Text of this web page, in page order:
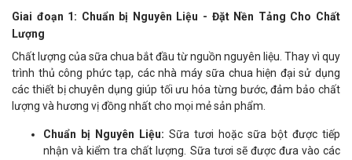
Giai đoạn 1: Chuẩn bị Nguyên Liệu - Đặt Nền Tảng Cho Chất
Lượng
Chất lượng của sữa chua bắt đầu từ nguồn nguyên liệu. Thay vì quy
trình thủ công phức tạp, các nhà máy sữa chua hiện đại sử dụng
các thiết bị chuyên dụng giúp tối ưu hóa từng bước, đảm bảo chất
lượng và hương vị đồng nhất cho mọi mẻ sản phẩm.
Chuẩn bị Nguyên Liệu: Sữa tươi hoặc sữa bột được tiếp
nhận và kiểm tra chất lượng. Sữa tươi sẽ được đưa vào các